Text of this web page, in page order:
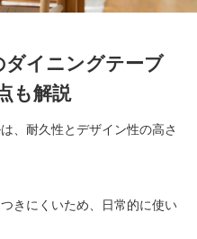
ダイニングテーブ
も解説
、耐久性とデザイン性の高さ
きにくいため、日常的に使い